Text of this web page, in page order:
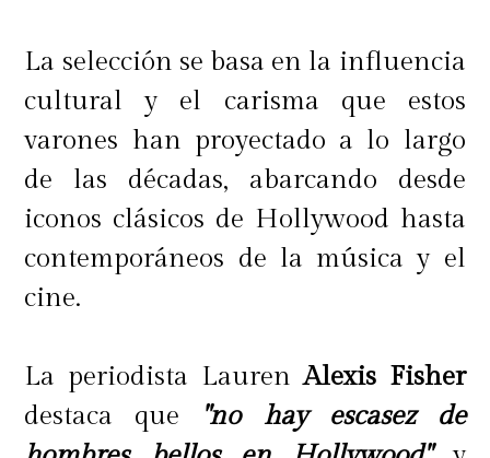
La selección se basa en la influencia
cultural y el carisma que estos
varones han proyectado a lo largo
de las décadas, abarcando desde
iconos clásicos de Hollywood hasta
contemporáneos de la música y el
cine.
La periodista LaurenAlexis Fisher
destaca que
"no hay escasez de